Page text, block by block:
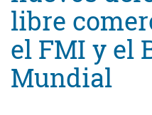
libre
el FMI y el
Mundial